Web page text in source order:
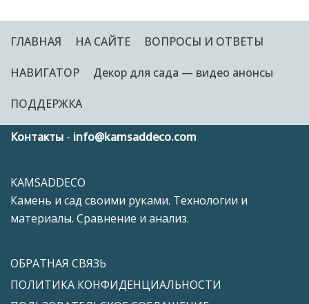
ГЛАВНАЯ НА САЙТЕ ВОПРОСЫ И ОТВЕТЫ
НАВИГАТОР Декор для сада — видео анонсы
ПОДДЕРЖКА
Контакты - info@kamsaddeco.com
KAMSADDECO
Камень и сад своими руками. Технологии и
материалы. Сравнение и анализ.
ОБРАТНАЯ СВЯЗЬ
ПОЛИТИКА КОНФИДЕНЦИАЛЬНОСТИ